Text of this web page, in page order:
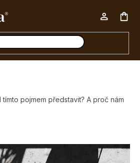
nad 500 Kč dárek zdarma 📦
pojmem představit? A proč nám